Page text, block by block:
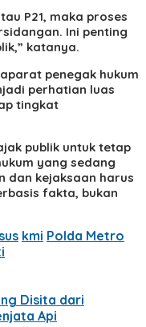
P21, maka proses
Ini penting
katanya.
penegak hukum
perhatian luas
tingkat
publik untuk tetap
yang sedang
dan kejaksaan harus
fakta, bukan
kmi Polda Metro
Disita dari
Api